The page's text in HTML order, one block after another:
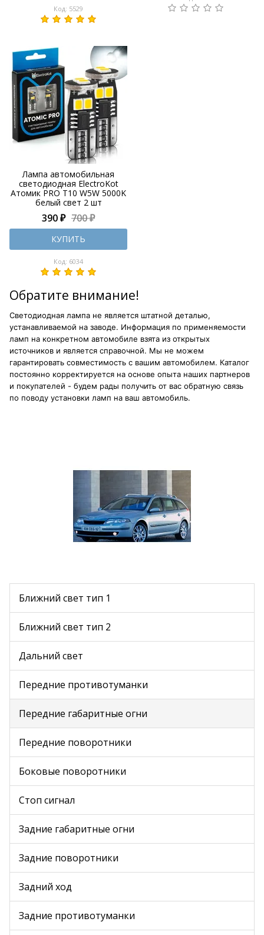
Код: 5529
Лампа автомобильная
светодиодная ElectroKot
Атомик PRO T10 W5W 5000K
белый свет 2 шт
390 ₽ 700 ₽
КУПИТЬ
Код: 6034
Обратите внимание!
Светодиодная лампа не является штатной деталью,
устанавливаемой на заводе. Информация по применяемости
ламп на конкретном автомобиле взята из открытых
источников и является справочной. Мы не можем
гарантировать совместимость с вашим автомобилем. Каталог
постоянно корректируется на основе опыта наших партнеров
и покупателей - будем рады получить от вас обратную связь
по поводу установки ламп на ваш автомобиль.
Ближний свет тип 1
Ближний свет тип 2
Дальний свет
Передние противотуманки
Передние габаритные огни
Передние поворотники
Боковые поворотники
Стоп сигнал
Задние габаритные огни
Задние поворотники
Задний ход
Задние противотуманки